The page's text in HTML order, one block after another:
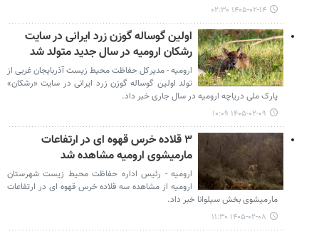
۱۴۰۵-۰۲-۱۴ ۰۲:۳۰
اولین گوساله گوزن زرد ایرانی در سایت
رشکان ارومیه در سال جدید متولد شد
ارومیه - مدیرکل حفاظت محیط زیست آذربایجان غربی از
تولد اولین گوساله گوزن زرد ایرانی در سایت «رشکان»
پارک ملی دریاچه ارومیه در سال جاری خبر داد.
۱۴۰۵-۰۲-۰۹ ۱۰:۰۹
۳ قلاده خرس قهوه ‌ای در ارتفاعات
مارمیشوی ارومیه مشاهده شد
ارومیه - رئیس اداره حفاظت محیط زیست شهرستان
ارومیه از مشاهده سه قلاده خرس قهوه ‌ای در ارتفاعات
مارمیشوی بخش سیلوانا خبر داد.
۱۴۰۵-۰۲-۰۸ ۱۱:۳۰